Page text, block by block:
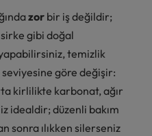
zor bir iş değildir;
gibi doğal
temizlik
göre değişir:
kirlilikte karbonat, ağır
idealdir; düzenli bakım
sonra ılıkken silerseniz